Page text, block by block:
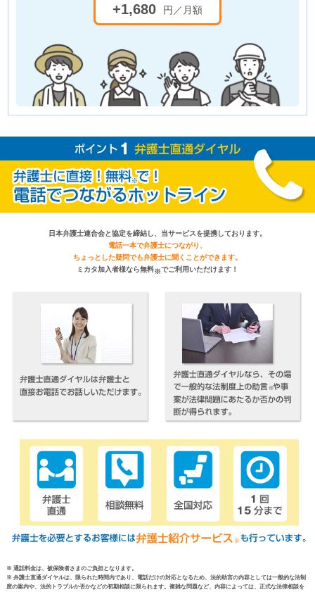
+1,680 円／月額
日本弁護士連合会と協定を締結し、当サービスを提携しております。
電話一本で弁護士につながり、
ちょっとした疑問でも弁護士に聞くことができます。
ミカタ加入者様なら無料※でご利用いただけます！
※ 通話料金は、被保険者さまのご負担となります。
※ 弁護士直通ダイヤルは、限られた時間内であり、電話だけの対応となるため、法的助言の内容としては一般的な法制
度の案内や、法的トラブルか否かなどの初期相談に限られます。複雑な問題など、内容によっては、正式な法律相談を